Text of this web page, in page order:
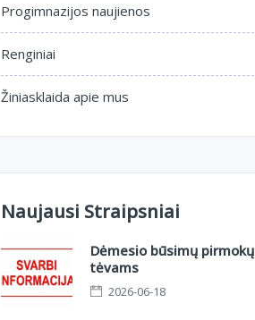
Progimnazijos naujienos
Renginiai
Žiniasklaida apie mus
Naujausi Straipsniai
Dėmesio būsimų pirmokų
tėvams
2026-06-18